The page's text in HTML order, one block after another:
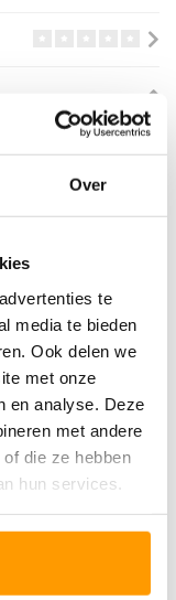
Over
te
media te bieden
Ook delen we
met onze
en analyse. Deze
met andere
die ze hebben
hun services.
-
| Heavy-
Met rem
€25,00